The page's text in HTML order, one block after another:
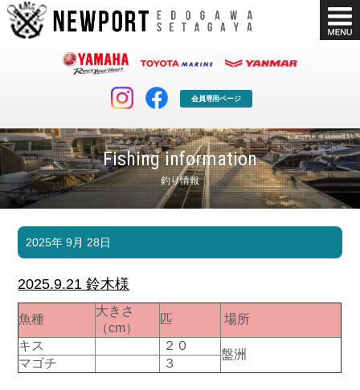
会員専用ページ
Fishing information
釣り情報
マリンクラブ
マリンライフを堪能したい！
ボート販売
ボート免許
長年の実績と信頼！
店舗情報 公式ブログ
お問い合わせ 会社概要
2025年 9月 28日
2025.9.21 鈴木様
魚種
大きさ
（cm）
匹
場所
キス
２０
盤洲
マゴチ ３